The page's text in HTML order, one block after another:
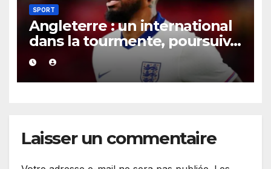
SPORT
Angleterre : un international
dans la tourmente, poursuivi
après une présumée
agression survenue en boîte
de nuit.
Laisser un commentaire